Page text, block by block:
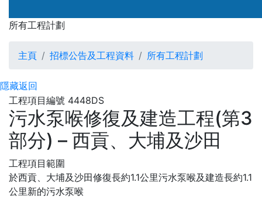
所有工程計劃
主頁 招標公告及工程資料 所有工程計劃
隱藏返回
工程項目編號 4448DS
污水泵喉修復及建造工程(第3
部分) – 西貢、大埔及沙田
工程項目範圍
於西貢、大埔及沙田修復長約1.1公里污水泵喉及建造長約1.1
公里新的污水泵喉